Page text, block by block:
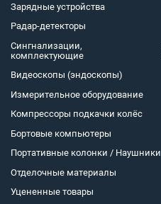
Зарядные устройства
Радар-детекторы
Сингнализации,
комплектующие
Видеоскопы (эндоскопы)
Измерительное оборудование
Компрессоры подкачки колёс
Бортовые компьютеры
Портативные колонки / Наушники
Отделочные материалы
Уцененные товары